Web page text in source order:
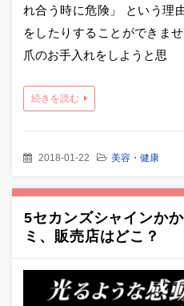
れ合う時に危険」 という理
をしたりすることができま
爪のお手入れをしようと思
続きを読む
2018-01-22 美容・健康
5セカンズシャインか
ミ、販売店はどこ？